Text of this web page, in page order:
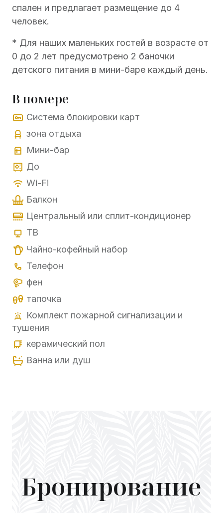
спален и предлагает размещение до 4
человек.
* Для наших маленьких гостей в возрасте от
0 до 2 лет предусмотрено 2 баночки
детского питания в мини-баре каждый день.
В номере
Система блокировки карт
зона отдыха
Мини-бар
До
Wi-Fi
Балкон
Центральный или сплит-кондиционер
ТВ
Чайно-кофейный набор
Телефон
фен
тапочка
тушения
керамический пол
Ванна или душ
Бронирование